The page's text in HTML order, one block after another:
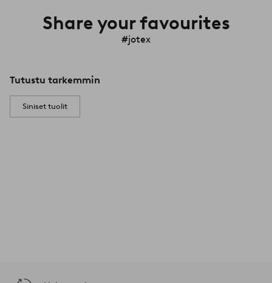
Share your favourites
#jotex
Tutustu tarkemmin
Siniset tuolit